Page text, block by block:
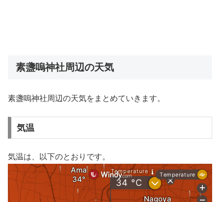
素盞嗚神社周辺の天気
素盞嗚神社周辺の天気をまとめていきます。
気温
気温は、以下のとおりです。